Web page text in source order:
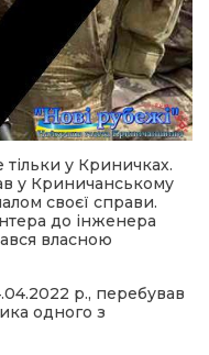
у Криничках.
у Криничанському
своєї справи.
до інженера
власною
р., перебував
одного з